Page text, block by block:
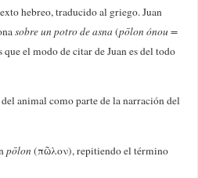
hebreo, traducido al griego. Juan
sobre un potro de asna(pōlon ónou =
el modo de citar de Juan es del todo
animal como parte de la narración del
pōlon(πῶλον), repitiendo el término